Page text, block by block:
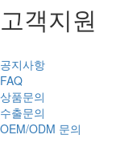
고객지원
공지사항
FAQ
상품문의
수출문의
OEM/ODM 문의